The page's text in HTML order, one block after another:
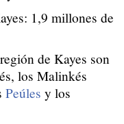
1,9 millones de
de Kayes son
los Malinkés
Peúles y los